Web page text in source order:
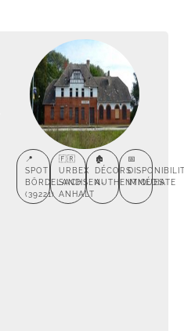
📍
SPOT
BÖRDELAND
(39221)
🇫🇷
URBEX
SACHSEN-
ANHALT
🏚️
DÉCORS
AUTHENTIQUES
📅
IMMÉDIATE